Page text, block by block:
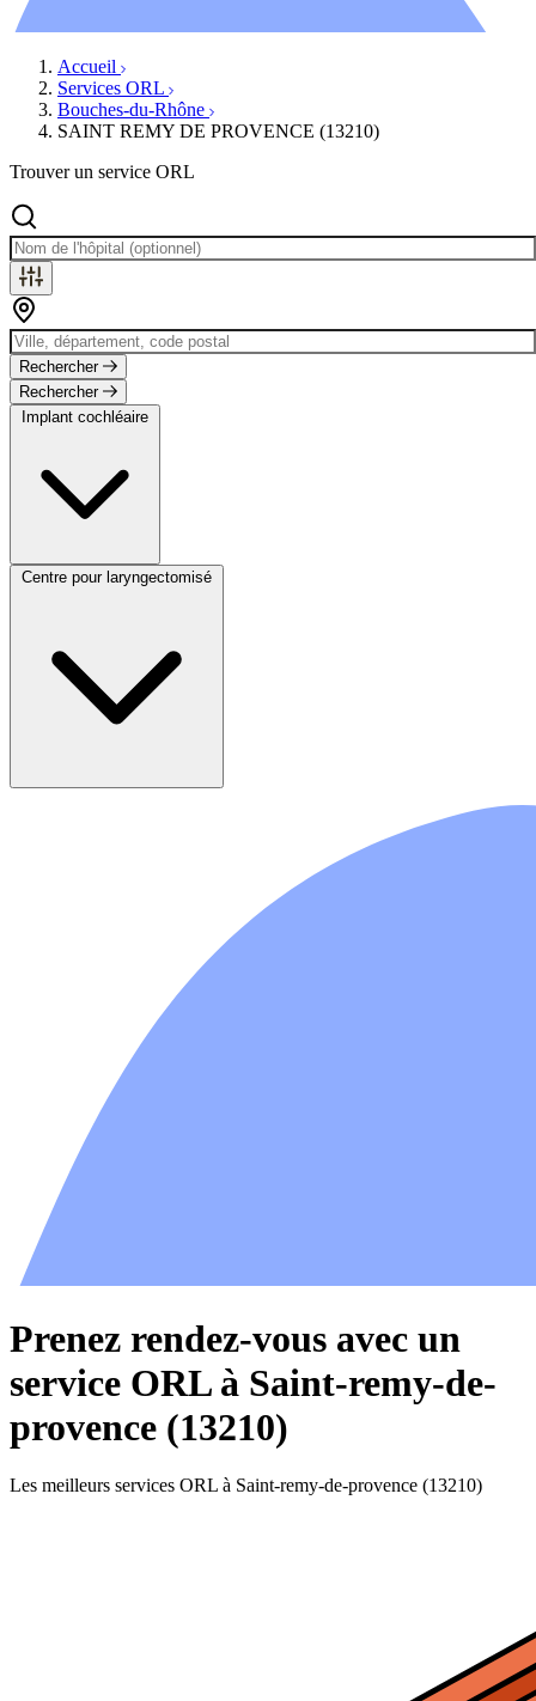
Accueil
Services ORL
Bouches-du-Rhône
SAINT REMY DE PROVENCE (13210)
Trouver un service ORL
Rechercher
Rechercher
Implant cochléaire
Centre pour laryngectomisé
Prenez rendez-vous avec un
service ORL à Saint-remy-de-
provence (13210)
Les meilleurs services ORL à Saint-remy-de-provence (13210)